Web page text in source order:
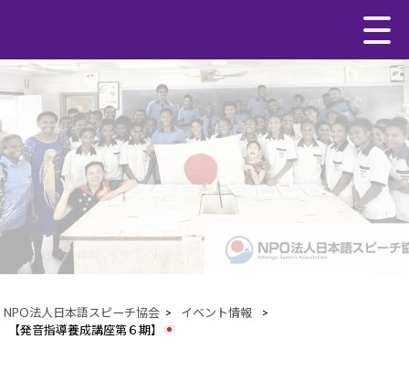
NPO法人日本語スピーチ協会 > イベント情報
>
【発音指導養成講座第６期】